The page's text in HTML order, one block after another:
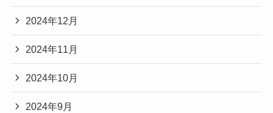
2024年12月
2024年11月
2024年10月
2024年9月